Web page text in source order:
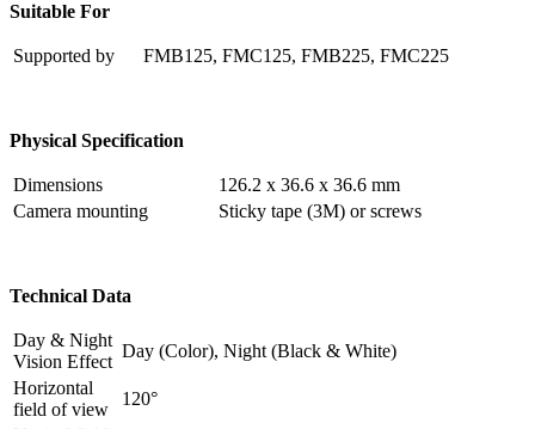
Suitable For
Supported by FMB125, FMC125, FMB225, FMC225
Physical Specification
Dimensions
126.2 x 36.6 x 36.6 mm
Camera mounting
Sticky tape (3M) or screws
Technical Data
Day & Night
Vision Effect
Day (Color), Night (Black & White)
Horizontal
field of view
120°